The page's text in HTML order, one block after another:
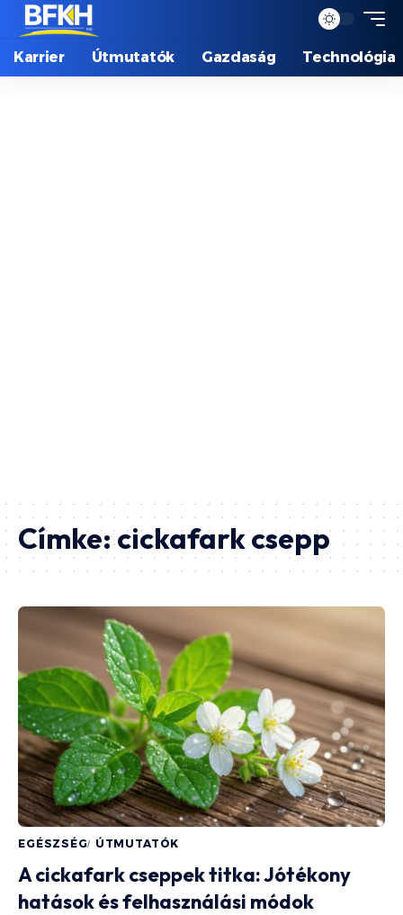
Karrier Útmutatók Gazdaság Technológia
Címke:cickafark csepp
EGÉSZSÉG ÚTMUTATÓK
A cickafark cseppek titka: Jótékony
hatások és felhasználási módok